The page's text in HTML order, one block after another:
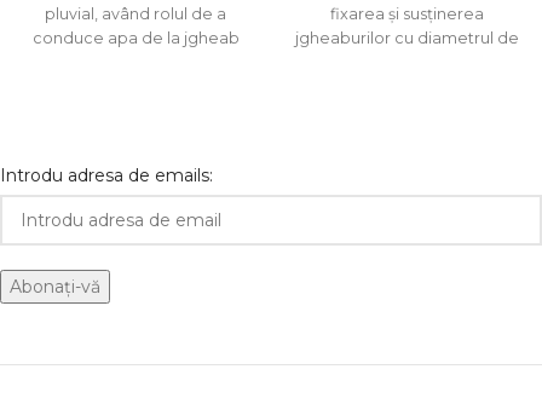
pluvial, având rolul de a
conduce apa de la jgheab
fixarea și susținerea
jgheaburilor cu diametrul de
Introdu adresa de emails: